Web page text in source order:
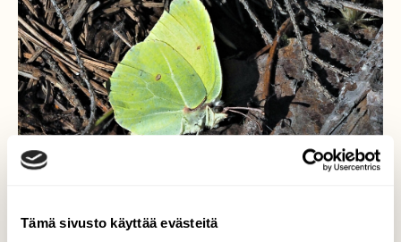
Tämä sivusto käyttää evästeitä